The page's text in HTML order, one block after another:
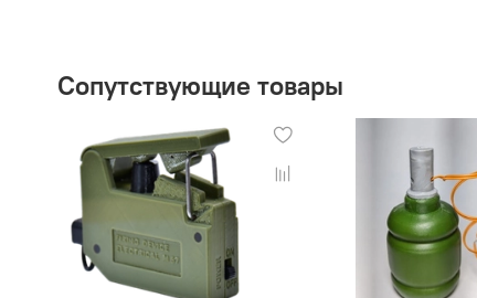
Сопутствующие товары